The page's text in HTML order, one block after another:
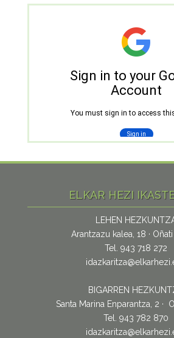
ELKAR HEZI
LEHEN
Arantzazu kalea, 18 ·
Tel. 943 718 272
BIGARREN
Santa Marina Enparantza, 2 ·
Tel. 943 782 870